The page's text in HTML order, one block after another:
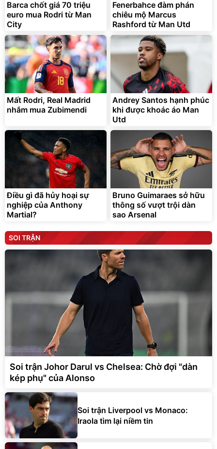
Barca chốt giá 70 triệu
euro mua Rodri từ Man
City
Fenerbahce đàm phán
chiêu mộ Marcus
Rashford từ Man Utd
Mất Rodri, Real Madrid
nhắm mua Zubimendi
Andrey Santos hạnh phúc
khi được khoác áo Man
Utd
Điều gì đã hủy hoại sự
nghiệp của Anthony
Martial?
Bruno Guimaraes sở hữu
thông số vượt trội dàn
sao Arsenal
SOI TRẬN
Soi trận Johor Darul vs Chelsea: Chờ đợi "dàn
kép phụ" của Alonso
Soi trận Liverpool vs Monaco:
Iraola tìm lại niềm tin